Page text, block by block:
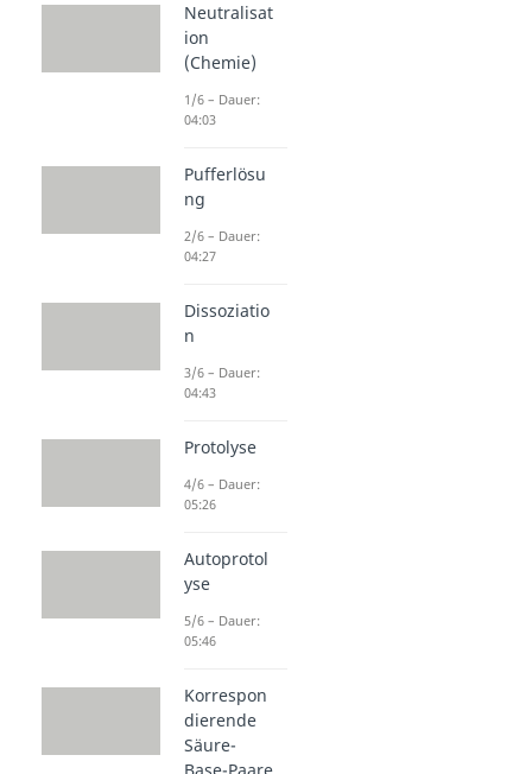
Neutralisat
ion
(Chemie)
1/6 – Dauer:
04:03
Pufferlösu
ng
2/6 – Dauer:
04:27
Dissoziatio
n
3/6 – Dauer:
04:43
Protolyse
4/6 – Dauer:
05:26
Autoprotol
yse
5/6 – Dauer:
05:46
Korrespon
dierende
Säure-